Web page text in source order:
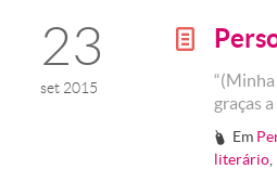
23
set 2015
g
graças
# Em
literário